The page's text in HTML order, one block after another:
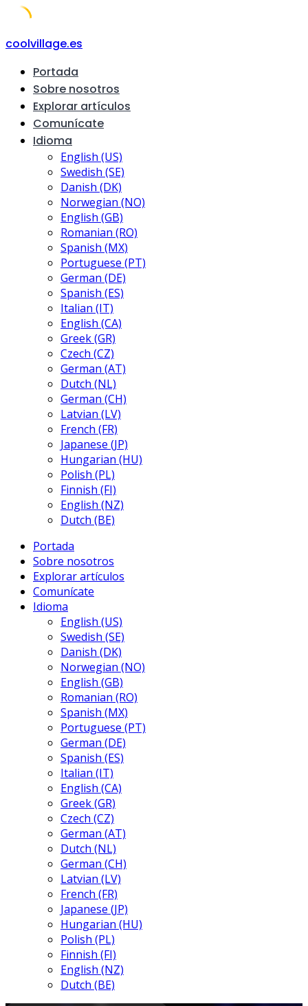
Skip
content
coolvillage.es
Portada
Sobre nosotros
Explorar artículos
Comunícate
Idioma
English (US)
Swedish (SE)
Danish (DK)
Norwegian (NO)
English (GB)
Romanian (RO)
Spanish (MX)
Portuguese (PT)
German (DE)
Spanish (ES)
Italian (IT)
English (CA)
Greek (GR)
Czech (CZ)
German (AT)
Dutch (NL)
German (CH)
Latvian (LV)
French (FR)
Japanese (JP)
Hungarian (HU)
Polish (PL)
Finnish (FI)
English (NZ)
Dutch (BE)
Portada
Sobre nosotros
Explorar artículos
Comunícate
Idioma
English (US)
Swedish (SE)
Danish (DK)
Norwegian (NO)
English (GB)
Romanian (RO)
Spanish (MX)
Portuguese (PT)
German (DE)
Spanish (ES)
Italian (IT)
English (CA)
Greek (GR)
Czech (CZ)
German (AT)
Dutch (NL)
German (CH)
Latvian (LV)
French (FR)
Japanese (JP)
Hungarian (HU)
Polish (PL)
Finnish (FI)
English (NZ)
Dutch (BE)